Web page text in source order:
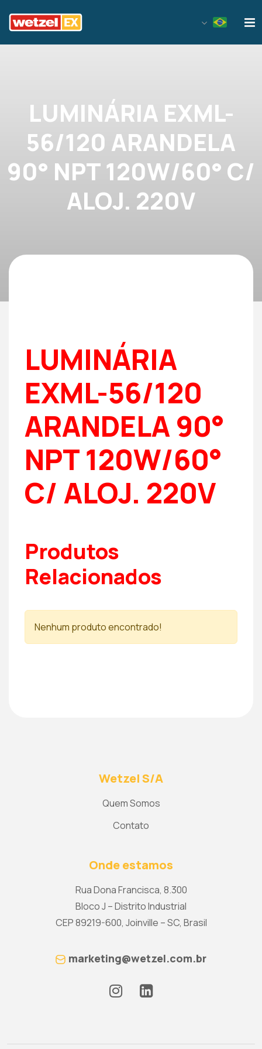
LUMINÁRIA EXML-
56/120 ARANDELA
90° NPT 120W/60° C/
ALOJ. 220V
LUMINÁRIA
EXML-56/120
ARANDELA 90°
NPT 120W/60°
C/ ALOJ. 220V
Produtos
Relacionados
Nenhum produto encontrado!
Wetzel S/A
Quem Somos
Contato
Onde estamos
Rua Dona Francisca, 8.300
Bloco J – Distrito Industrial
CEP 89219-600, Joinville – SC, Brasil
marketing@wetzel.com.br